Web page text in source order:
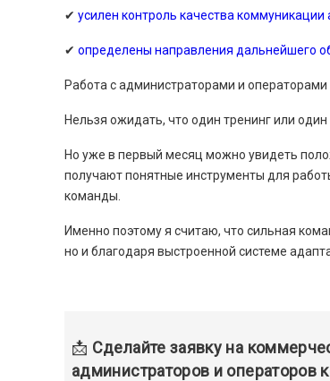
✔ усилен контроль качества
✔ определены направления дальнейшего
Работа с администраторами и
Нельзя ожидать, что один тренинг или
Но уже в первый месяц можно увидеть
получают понятные инструменты для
команды.
Именно поэтому я считаю, что сильная
но и благодаря выстроенной системе
📩 Сделайте заявку на
администраторов и операторов